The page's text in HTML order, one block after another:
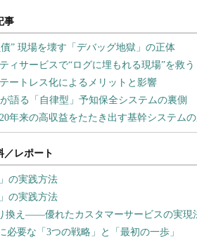
／レポート
の実践方法
の実践方法
換え――優れたカスタマーサービスの実現
要な「3つの戦略」と「最初の一歩」